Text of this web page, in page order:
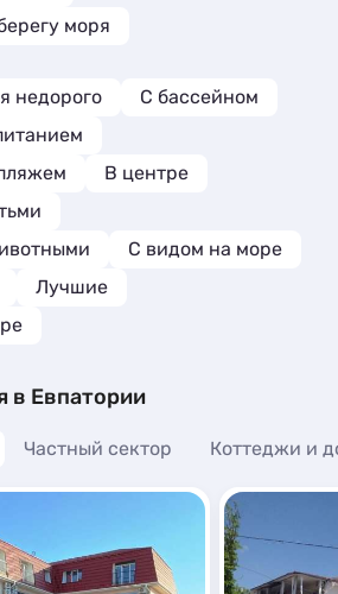
моря
недорого
С бассейном
В центре
С видом на море
Лучшие
в Евпатории
Частный сектор Коттеджи и